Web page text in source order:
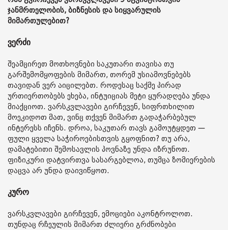
ჯანმრთელობის, ბიზნესის და სიყვარულის
მიმართულებით?
ვერძი
შეამცირეთ მოთხოვნები საკუთარი თავისა თუ
გარშემომყოფების მიმართ, თორემ უსიამოვნებებს
თავიდან ვერ აიცილებთ. როდესაც საქმე პირად
ურთიერთობებს ეხება, ინტუიციას მეტი ყურადღება უნდა
მიაქციოთ. ვარსკვლავები გირჩევენ, სიფრთხილით
მოეკიდოთ მათ, ვინც თქვენ მიმართ გადაჭარბებულ
ინტერესს იჩენს. დროა, საკუთარ თავს გამოუტყდეთ —
ფული ყველა საჭიროებისთვის გყოფნით? თუ არა,
დამატებითი შემოსავლის პოვნაზე უნდა იზრუნოთ.
ფიზიკური დატვირთვა სასარგებლოა, თუმცა ზომიერების
დაცვა არ უნდა დაივიწყოთ.
კურო
ვარსკვლავები გირჩევენ, ემოციები აკონტროლოთ.
თუნდაც რჩეულის მიმართ ძლიერი გრძნობები